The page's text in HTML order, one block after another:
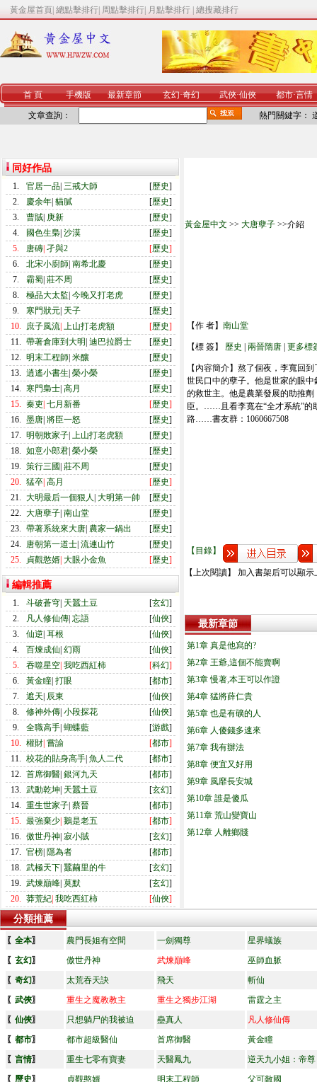
黃金屋首頁 總點擊排行 周點擊排行 月點擊排行 總搜藏排行
首 頁 手機版 最新章節 玄幻·奇幻 武俠·仙俠 都市·言情
文章查詢： 熱門關鍵字：
同好作品
1. 官居一品 三戒大師 [歷史]
2.
慶余年 貓膩 [歷史]
3.
曹賊 庚新 [歷史]
4.
國色生梟 沙漠 [歷史]
5.
唐磚 孑與2 [歷史]
6.
北宋小廚師 南希北慶 [歷史]
7.
霸蜀 莊不周 [歷史]
8.
極品大太監 今晚又打老虎 [歷史]
9.
寒門狀元 天子 [歷史]
10.
庶子風流 上山打老虎額 [歷史]
11. 帶著倉庫到大明 迪巴拉爵士 [歷史]
12. 明末工程師 米釀 [歷史]
13. 逍遙小書生 榮小榮 [歷史]
14. 寒門梟士 高月 [歷史]
15. 秦吏 七月新番 [歷史]
16. 墨唐 將臣一怒 [歷史]
17. 明朝敗家子 上山打老虎額 [歷史]
18. 如意小郎君 榮小榮 [歷史]
19. 策行三國 莊不周 [歷史]
20. 猛卒 高月 [歷史]
21. 大明最后一個狠人 大明第一帥 [歷史]
22. 大唐孽子 南山堂 [歷史]
23. 帶著系統來大唐 農家一鍋出 [歷史]
24.
唐朝第一道士 流連山竹 [歷史]
25.
貞觀憨婿 大眼小金魚 [歷史]
編輯推薦
1. 斗破蒼穹 天蠶土豆 [玄幻]
2.
凡人修仙傳 忘語 [仙俠]
3.
仙逆 耳根 [仙俠]
4.
百煉成仙 幻雨 [仙俠]
5.
吞噬星空 我吃西紅柿 [科幻]
6.
黃金瞳 打眼 [都市]
7.
遮天 辰東 [仙俠]
8.
修神外傳 小段探花 [仙俠]
9.
全職高手 蝴蝶藍 [游戲]
10. 權財 嘗諭 [都市]
11. 校花的貼身高手 魚人二代 [都市]
12. 首席御醫 銀河九天 [都市]
13. 武動乾坤 天蠶土豆 [玄幻]
14. 重生世家子 蔡晉 [都市]
15. 最強棄少 鵝是老五 [都市]
16. 傲世丹神 寂小賊 [玄幻]
17. 官榜 隱為者 [都市]
18. 武極天下 蠶繭里的牛 [玄幻]
19. 武煉巔峰 莫默 [玄幻]
20. 莽荒紀 我吃西紅柿 [仙俠]
黃金屋中文 >> 大唐孽子 >>介紹
【作 者】 南山堂
【標 簽】 歷史 兩晉隋唐 更多標
【內容簡介】熬了個夜，李寬回
世民口中的孽子。他是世家的眼
的救世主。他是農業發展的助推
臣。……且看李寬在“全才系統”的
路……書友群：1060667508
【目錄】
【上次閱讀】 加入書架后可以顯
最新章節
第1章 真是他寫的?
第2章 王爺,這個不能賣啊
第3章 慢著,本王可以作證
第4章 猛將薛仁貴
第5章 也是有礦的人
第6章 人傻錢多速來
第7章 我有辦法
第8章 便宜又好用
第9章 風靡長安城
第10章 誰是傻瓜
第11章 荒山變寶山
第12章 人離鄉賤
分類推薦
〖 全本〗 農門長姐有空間 一劍獨尊
星界蟻族
〖 玄幻〗 傲世丹神 武煉巔峰
巫師血脈
〖 奇幻〗 太荒吞天訣 飛天
斬仙
〖 武俠〗 重生之魔教教主 重生之獨步江湖
雷霆之主
〖 仙俠〗 只想躺尸的我被迫 蠱真人
凡人修仙傳
〖 都市〗 都市超級醫仙 首席御醫
黃金瞳
〖 言情〗 重生七零有寶妻 天醫鳳九
逆天九小姐：帝尊
〖 歷史〗 貞觀憨婿 明末工程師
父可敵國